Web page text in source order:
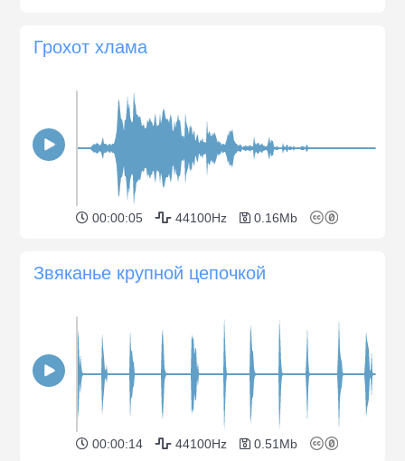
Грохот хлама
00:00:05 44100Hz 0.16Mb
Звяканье крупной цепочкой
00:00:14 44100Hz 0.51Mb